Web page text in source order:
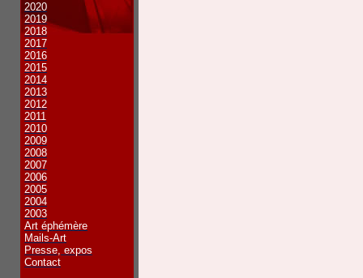
2020
2019
2018
2017
2016
2015
2014
2013
2012
2011
2010
2009
2008
2007
2006
2005
2004
2003
Art éphémère
Mails-Art
Presse, expos
Contact